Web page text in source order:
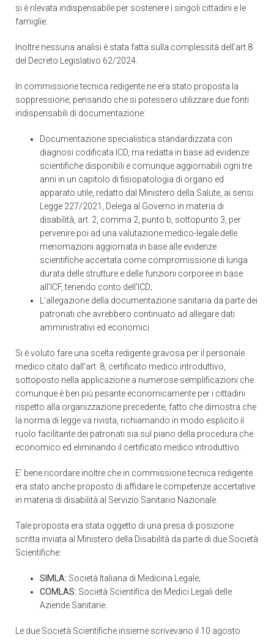
si è rilevata indispensabile per sostenere i singoli cittadini e le
famiglie.
Inoltre nessuna analisi è stata fatta sulla complessità dell’art.8
del Decreto Legislativo 62/2024.
In commissione tecnica redigente ne era stato proposta la
soppressione, pensando che si potessero utilizzare due fonti
indispensabili di documentazione:
Documentazione specialistica standardizzata con
diagnosi codificata ICD, ma redatta in base ad evidenze
scientifiche disponibili e comunque aggiornabili ogni tre
anni in un capitolo di fisiopatologia di organo ed
apparato utile, redatto dal Ministero della Salute, ai sensi
Legge 227/2021, Delega al Governo in materia di
disabilità, art. 2, comma 2, punto b, sottopunto 3, per
pervenire poi ad una valutazione medico-legale delle
menomazioni aggiornata in base alle evidenze
scientifiche accertata come compromissione di lunga
durata delle strutture e delle funzioni corporee in base
all’ICF, tenendo conto dell’ICD;
L’allegazione della documentazione sanitaria da parte dei
patronati che avrebbero continuato ad allegare dati
amministrativi ed economici.
Si è voluto fare una scelta redigente gravosa per il personale
medico citato dall’art. 8, certificato medico introduttivo,
sottoposto nella applicazione a numerose semplificazioni che
comunque è ben più pesante economicamente per i cittadini
rispetto alla organizzazione precedente, fatto che dimostra che
la norma di legge va rivista, richiamando in modo esplicito il
ruolo facilitante dei patronati sia sul piano della procedura che
economico ed eliminando il certificato medico introduttivo.
E’ bene ricordare inoltre che in commissione tecnica redigente
era stato anche proposto di affidare le competenze accertative
in materia di disabilità al Servizio Sanitario Nazionale.
Tale proposta era stata oggetto di una presa di posizione
scritta inviata al Ministero della Disabilità da parte di due Società
Scientifiche:
SIMLA: Società Italiana di Medicina Legale;
COMLAS: Società Scientifica dei Medici Legali delle
Aziende Sanitarie.
Le due Società Scientifiche insieme scrivevano il 10 agosto